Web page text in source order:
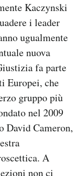
Kaczynski
i leader
ugualmente
nuova
fa parte
Europei, che
gruppo più
nel 2009
David Cameron,
A
non ci